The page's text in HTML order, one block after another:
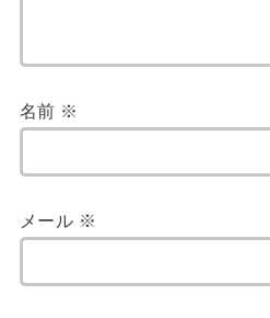
名前 ※
メール ※